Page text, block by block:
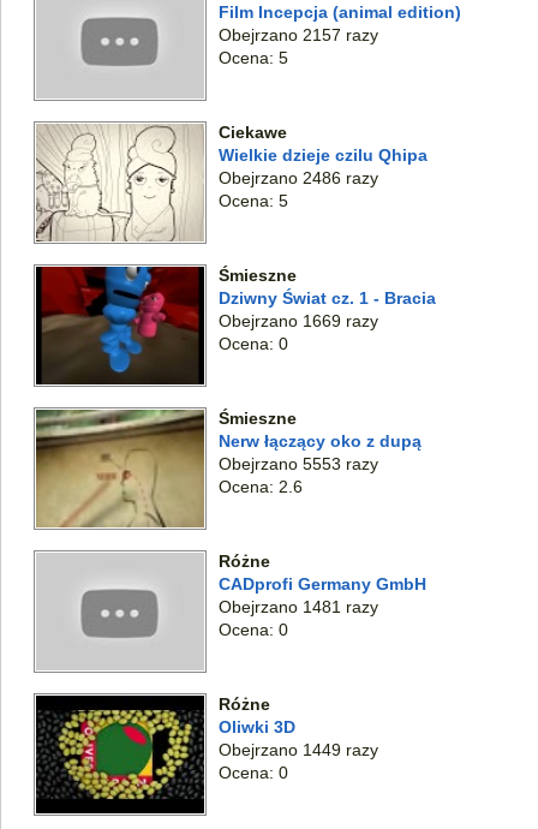
Film Incepcja (animal edition)
Obejrzano 2157 razy
Ocena: 5
Ciekawe
Wielkie dzieje czilu Qhipa
Obejrzano 2486 razy
Ocena: 5
Śmieszne
Dziwny Świat cz. 1 - Bracia
Obejrzano 1669 razy
Ocena: 0
Śmieszne
Nerw łączący oko z dupą
Obejrzano 5553 razy
Ocena: 2.6
Różne
CADprofi Germany GmbH
Obejrzano 1481 razy
Ocena: 0
Różne
Oliwki 3D
Obejrzano 1449 razy
Ocena: 0